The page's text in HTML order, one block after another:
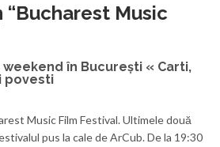
Bucharest Music
în București « Carti,
povesti
Music Film Festival. Ultimele două
pus la cale de ArCub. De la 19:30